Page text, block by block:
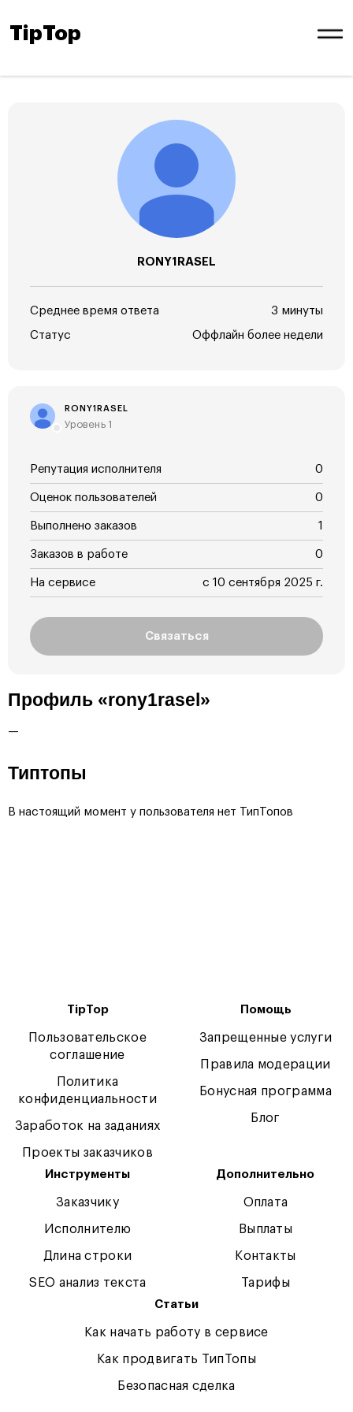
TipTop
RONY1RASEL
Среднее время ответа 3 минуты
Статус Оффлайн более недели
RONY1RASEL
Уровень 1
Репутация исполнителя 0
Оценок пользователей 0
Выполнено заказов 1
Заказов в работе 0
На сервисе с 10 сентября 2025 г.
Связаться
Профиль «rony1rasel»
—
Типтопы
В настоящий момент у пользователя нет ТипТопов
TipTop
Пользовательское
соглашение
Политика
конфиденциальности
Заработок на заданиях
Проекты заказчиков
Помощь
Запрещенные услуги
Правила модерации
Бонусная программа
Блог
Инструменты
Заказчику
Исполнителю
Длина строки
SEO анализ текста
Дополнительно
Оплата
Выплаты
Контакты
Тарифы
Статьи
Как начать работу в сервисе
Как продвигать ТипТопы
Безопасная сделка